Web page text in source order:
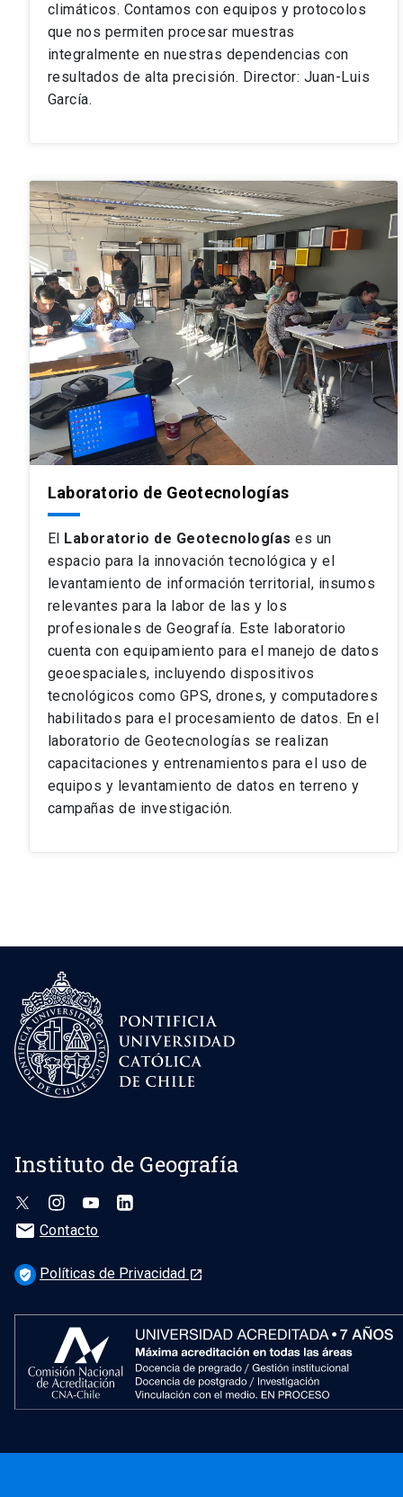
climáticos. Contamos con equipos y protocolos
que nos permiten procesar muestras
integralmente en nuestras dependencias con
resultados de alta precisión. Director: Juan-Luis
García.
Laboratorio de Geotecnologías
El Laboratorio de Geotecnologías es un
espacio para la innovación tecnológica y el
levantamiento de información territorial, insumos
relevantes para la labor de las y los
profesionales de Geografía. Este laboratorio
cuenta con equipamiento para el manejo de datos
geoespaciales, incluyendo dispositivos
tecnológicos como GPS, drones, y computadores
habilitados para el procesamiento de datos. En el
laboratorio de Geotecnologías se realizan
capacitaciones y entrenamientos para el uso de
equipos y levantamiento de datos en terreno y
campañas de investigación.
Instituto de Geografía
mail Contacto
verified_user Políticas de Privacidad launch